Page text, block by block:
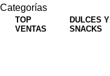
Categorías
TOP
VENTAS
DULCES Y
SNACKS